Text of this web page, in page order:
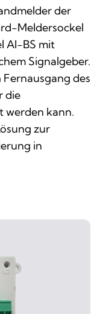
der
Meldersockel
AI-BS mit
Signalgeber.
des
die
werden kann.
zur
in